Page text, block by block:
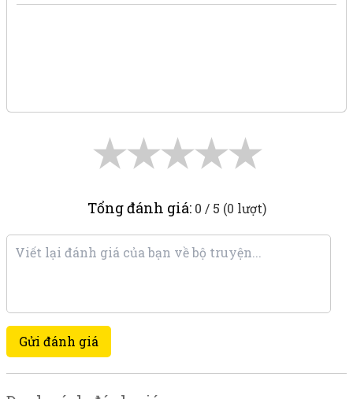
★
★
★
★
★
Tổng đánh giá: 0 / 5 (0 lượt)
Gửi đánh giá